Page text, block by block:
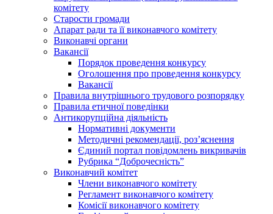
комітету
Старости громади
Апарат ради та її виконавчого комітету
Виконавчі органи
Вакансії
Порядок проведення конкурсу
Оголошення про проведення конкурсу
Вакансії
Правила внутрішнього трудового розпорядку
Правила етичної поведінки
Антикорупційна діяльність
Нормативні документи
Методичні рекомендації, роз’яснення
Єдиний портал повідомлень викривачів
Рубрика “Доброчесність”
Виконавчий комітет
Члени виконавчого комітету
Регламент виконавчого комітету
Комісії виконавчого комітету